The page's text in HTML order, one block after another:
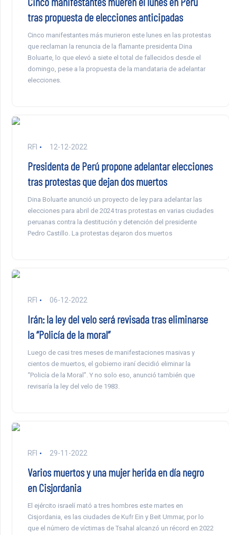
tras propuesta de elecciones anticipadas
Cinco manifestantes más murieron este lunes en las protestas
que reclaman la renuncia de la flamante presidenta Dina
Boluarte, lo que elevó a siete el total de fallecidos desde el
domingo, pese a la propuesta de la mandataria de adelantar
elecciones.
RFI 12-12-2022
Presidenta de Perú propone adelantar elecciones
tras protestas que dejan dos muertos
Dina Boluarte anunció un proyecto de ley para adelantar las
elecciones para abril de 2024 tras protestas en varias ciudades
peruanas contra la destitución y detención del presidente
Pedro Castillo. La protestas dejaron dos muertos
RFI 06-12-2022
Irán: la ley del velo será revisada tras eliminarse
la “Policía de la moral”
Luego de casi tres meses de manifestaciones masivas y
cientos de muertos, el gobierno iraní decidió eliminar la
“Policía de la Moral”. Y no solo eso, anunció también que
revisaría la ley del velo de 1983.
RFI 29-11-2022
Varios muertos y una mujer herida en día negro
en Cisjordania
El ejército israelí mató a tres hombres este martes en
Cisjordania, es las ciudades de Kufr Ein y Beit Ummar, por lo
que el número de víctimas de Tsahal alcanzó un récord en 2022